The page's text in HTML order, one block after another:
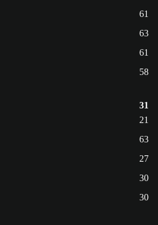
61
63
61
58
31
21
63
27
30
30